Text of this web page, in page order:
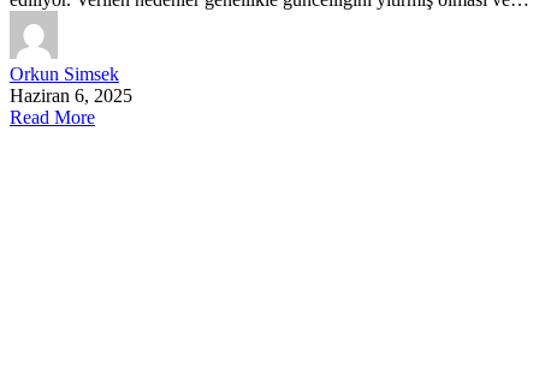
Orkun Simsek
Haziran 6, 2025
Read More